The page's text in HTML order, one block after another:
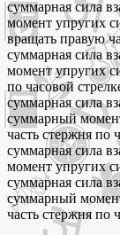
суммарная сила
момент упругих
вращать правую
суммарная сила
момент упругих
по часовой
суммарная сила
суммарный
часть стержня по
суммарная сила
момент упругих
суммарная сила
суммарный
часть стержня по